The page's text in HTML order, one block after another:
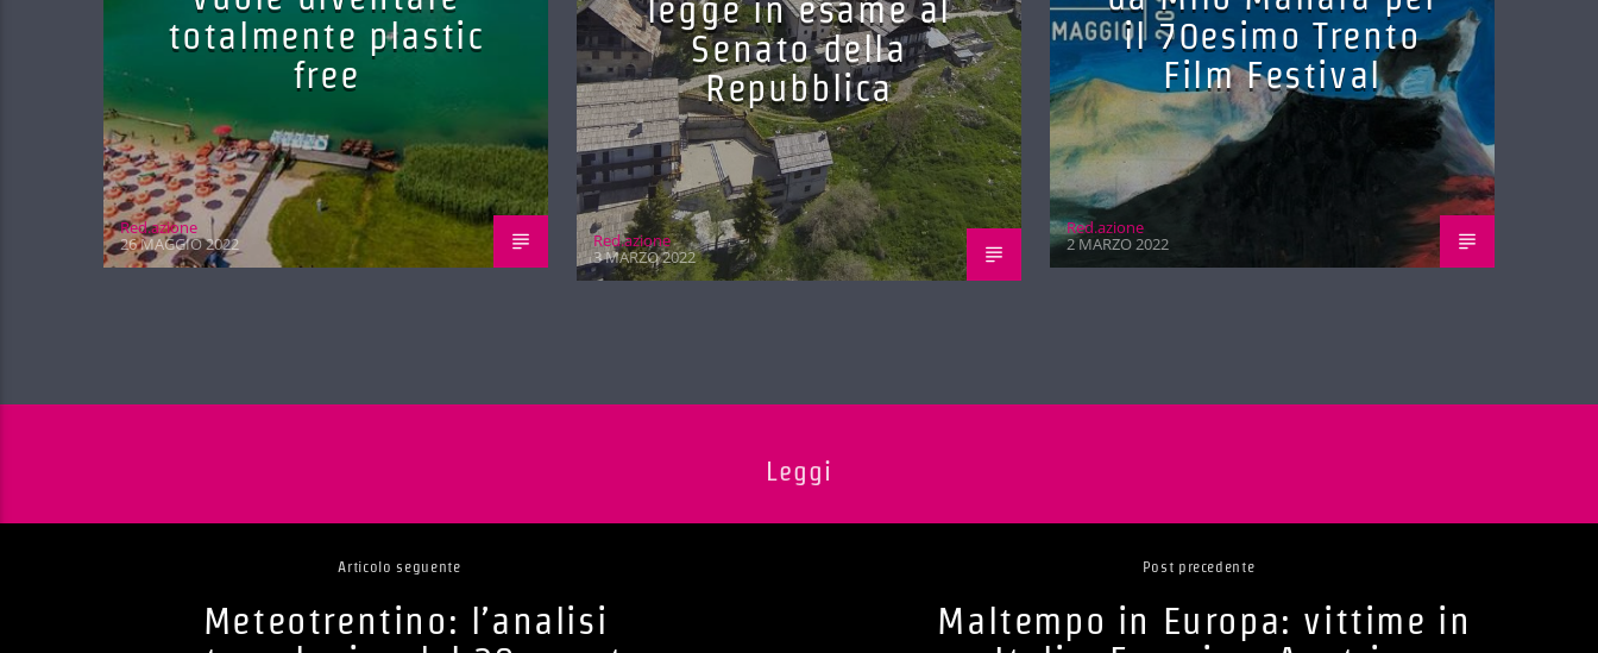
totalmente plastic
free
Red.azione
26 MAGGIO 2022
legge in esame al
Senato della
Repubblica
Red.azione
3 MARZO 2022
il 70esimo Trento
Film Festival
Red.azione
2 MARZO 2022
Leggi
Articolo seguente
Meteotrentino: l’analisi
Post precedente
Maltempo in Europa: vittime in